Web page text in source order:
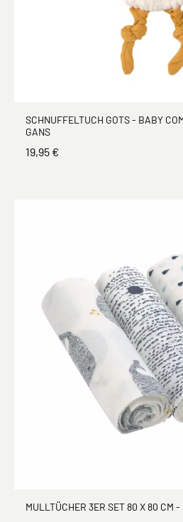
SCHNUFFELTUCH GOTS - BABY
GANS
19,95 €
MULLTÜCHER 3ER SET 80 X 80 CM